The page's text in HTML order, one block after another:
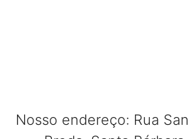
Nosso endereço: Rua